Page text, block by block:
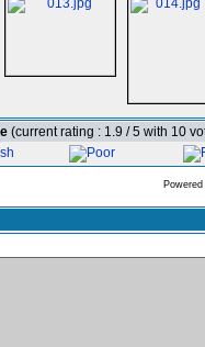
(current rating : 1.9 / 5 with 10